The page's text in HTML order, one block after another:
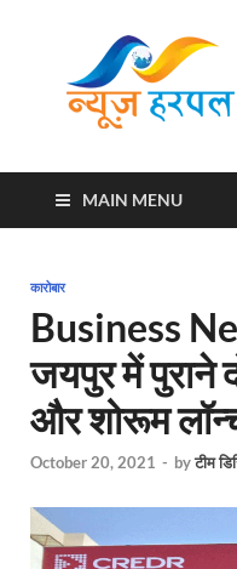
MAIN MENU
कारोबार
Business
जयपुर में पुराने
और शोरूम
October 20, 2021 - byटीम